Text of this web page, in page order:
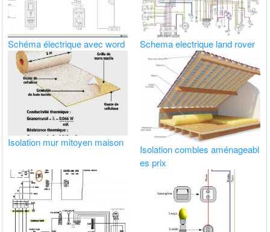
Schéma électrique avec word Schema electrique land rover
Isolation mur mitoyen maison
Isolation combles aménageabl
es prix